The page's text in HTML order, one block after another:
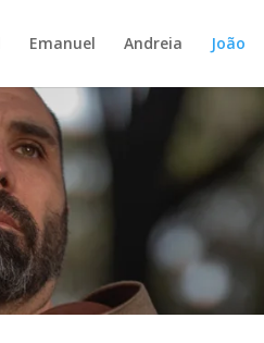
Emanuel Andreia João